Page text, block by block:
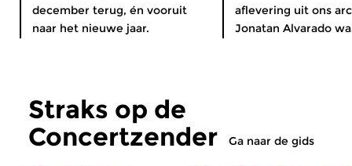
december terug, én vooruit
naar het nieuwe jaar.
aflevering uit ons
Jonatan Alvarado
Straks op de
Concertzender
Ga naar de gids